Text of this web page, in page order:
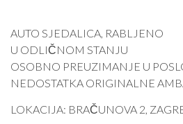
AUTO SJEDALICA, RABLJENO
U ODLIČNOM STANJU
OSOBNO PREUZIMANJE U
NEDOSTATKA ORIGINALNE
LOKACIJA: BRAČUNOVA 2,